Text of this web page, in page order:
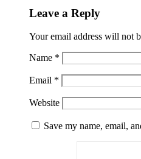
Leave a Reply
Your email address will not
Name *
Email *
Website
Save my name, email,